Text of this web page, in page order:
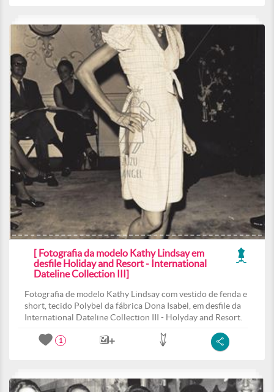
[ Fotografia da modelo Kathy Lindsay em
desfile Holiday and Resort - International
Dateline Collection III]
Fotografia de modelo Kathy Lindsay com vestido de fenda e
short, tecido Polybel da fábrica Dona Isabel, em desfile da
International Dateline Collection III - Holyday and Resort.
1